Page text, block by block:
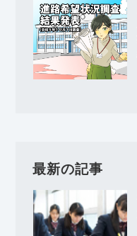
最新の記事